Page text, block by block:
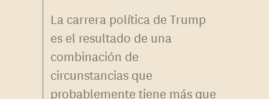
La carrera política de Trump
es el resultado de una
combinación de
circunstancias que
probablemente tiene más que